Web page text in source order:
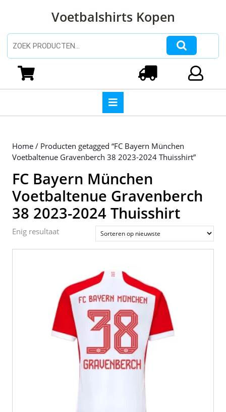
inhoud
Voetbalshirts Kopen
Zoeken naar:
Home / Producten getagged “FC Bayern München
Voetbaltenue Gravenberch 38 2023-2024 Thuisshirt”
FC Bayern München
Voetbaltenue Gravenberch
38 2023-2024 Thuisshirt
Enig resultaat